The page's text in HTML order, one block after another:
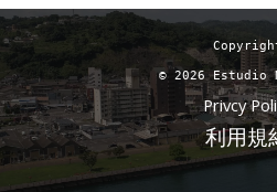
© 2026 Estudio
Privcy
利用規